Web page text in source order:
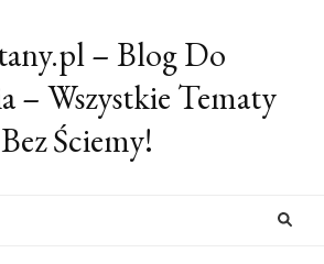
– Blog Do
– Wszystkie Tematy
Bez Ściemy!